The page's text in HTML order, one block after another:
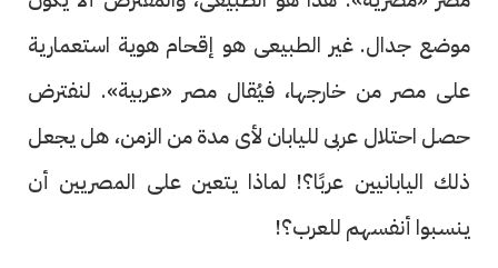
موضع جدال. غير الطبيعى هو إقحام هوية استعمارية
على مصر من خارجها، فيُقال مصر «عربية». لنفترض
حصل احتلال عربى لليابان لأى مدة من الزمن، هل يجعل
ذلك اليابانيين عربًا؟! لماذا يتعين على المصريين أن
ينسبوا أنفسهم للعرب؟!